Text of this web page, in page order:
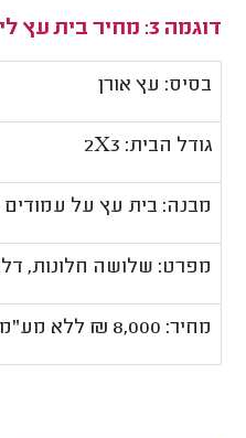
דוגמה 3: מחיר בית עץ לילדים
בסיס: עץ אורן
גודל הבית: 3 X
2
מבנה: בית עץ על עמודים
מפרט: שלושה חלונות,
מחיר: 8,000 ₪ ללא מע"מ